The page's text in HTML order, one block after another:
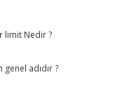
limit Nedir ?
adıdır ?